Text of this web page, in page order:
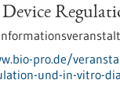
pro.de/
und-in-vitro-